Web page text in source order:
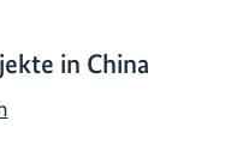
in China
I